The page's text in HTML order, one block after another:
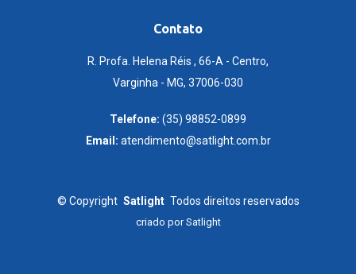
Contato
R. Profa. Helena Réis , 66-A - Centro,
Varginha - MG, 37006-030
Telefone: (35) 98852-0899
Email: atendimento@satlight.com.br
© Copyright Satlight Todos direitos reservados
criado porSatlight